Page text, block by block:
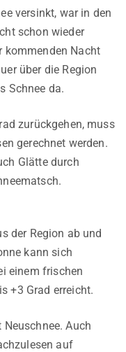
versinkt, war in den
schon wieder
kommenden Nacht
über die Region
Schnee da.
zurückgehen, muss
gerechnet werden.
Glätte durch
der Region ab und
kann sich
einem frischen
+3 Grad erreicht.
Auch
auf